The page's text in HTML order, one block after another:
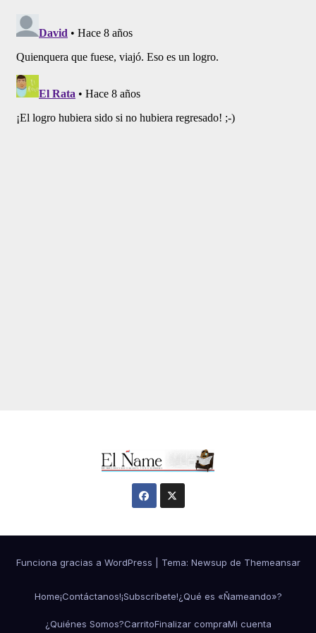
Funciona gracias a WordPress Tema: Newsup de Themeansar
Home¡Contáctanos!¡Subscríbete!¿Qué es «Ñameando»?
¿Quiénes Somos?CarritoFinalizar compraMi cuenta